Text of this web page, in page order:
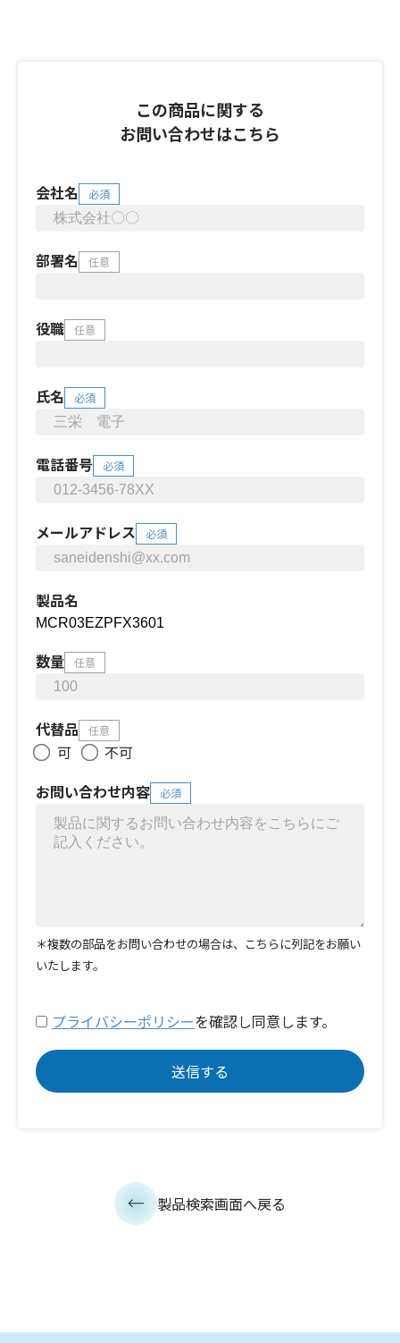
この商品に関する
お問い合わせはこちら
会社名 必須
部署名 任意
役職 任意
氏名 必須
電話番号 必須
メールアドレス 必須
製品名
数量 任意
代替品 任意
可
不可
お問い合わせ内容
必須
＊複数の部品をお問い合わせの場合は、こちらに列記をお願い
いたします。
プライバシーポリシーを確認し同意します。
製品検索画面へ戻る